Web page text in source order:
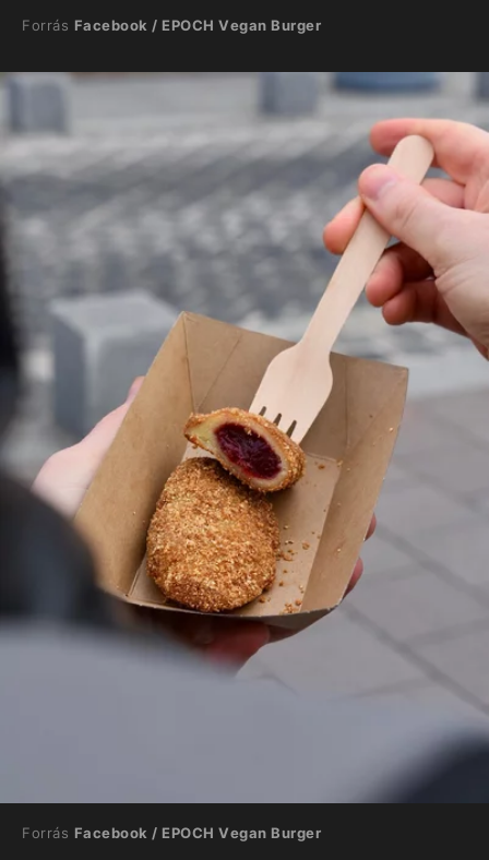
Forrás Facebook / EPOCH Vegan Burger
Forrás Facebook / EPOCH Vegan Burger